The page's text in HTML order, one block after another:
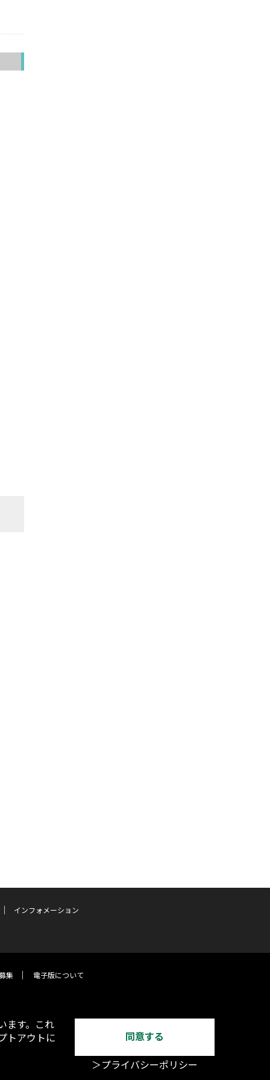
インフォメーション
集 電子版について
ます。これ
トアウトに
同意する
＞プライバシーポリシー